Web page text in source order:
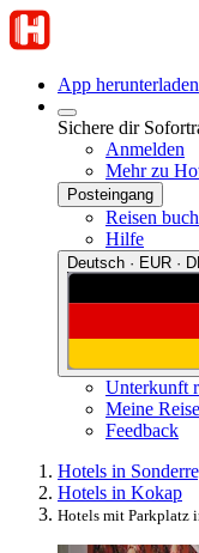
App herunterladen
Sichere dir
Anmelden
Mehr zu
Posteingang
Reisen
Hilfe
Deutsch · EUR ·
Unterkunft
Meine
Feedback
Hotels in
Hotels in Kokap
Hotels mit Parkplatz